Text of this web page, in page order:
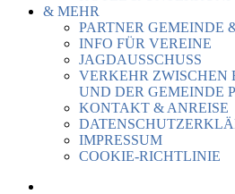
& MEHR
PARTNER GEMEINDE
INFO FÜR VEREINE
JAGDAUSSCHUSS
VERKEHR ZWISCHEN
UND DER GEMEINDE
KONTAKT & ANREISE
IMPRESSUM
COOKIE-RICHTLINIE